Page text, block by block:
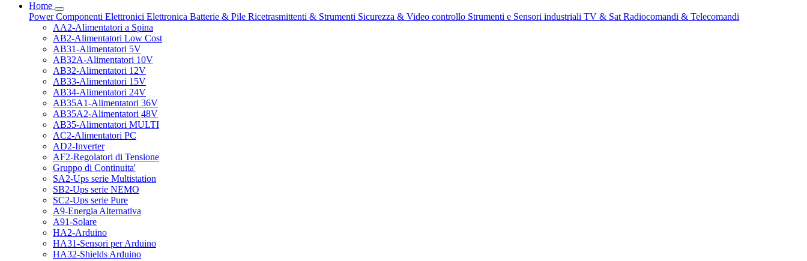
Home
PowerComponenti Elettronici Elettronica Batterie & Pile Ricetrasmittenti & Strumenti Sicurezza & Video controllo Strumenti e Sensori industriali TV & Sat Radiocomandi & Telecomandi
AA2-Alimentatori a Spina
AB2-Alimentatori Low Cost
AB31-Alimentatori 5V
AB32A-Alimentatori 10V
AB32-Alimentatori 12V
AB33-Alimentatori 15V
AB34-Alimentatori 24V
AB35A1-Alimentatori 36V
AB35A2-Alimentatori 48V
AB35-Alimentatori MULTI
AC2-Alimentatori PC
AD2-Inverter
AF2-Regolatori di Tensione
Gruppo di Continuita'
SA2-Ups serie Multistation
SB2-Ups serie NEMO
SC2-Ups serie Pure
A9-Energia Alternativa
A91-Solare
HA2-Arduino
HA31-Sensori per Arduino
HA32-Shields Arduino